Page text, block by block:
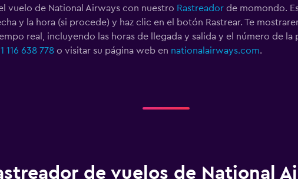
vuelo de National Airways con nuestro Rastreadorde momondo.
y la hora (si procede) y haz clic en el botón Rastrear. Te
real, incluyendo las horas de llegada y salida y el número de la
116 638 778o visitar su página web en nationalairways.com.
de vuelos de National